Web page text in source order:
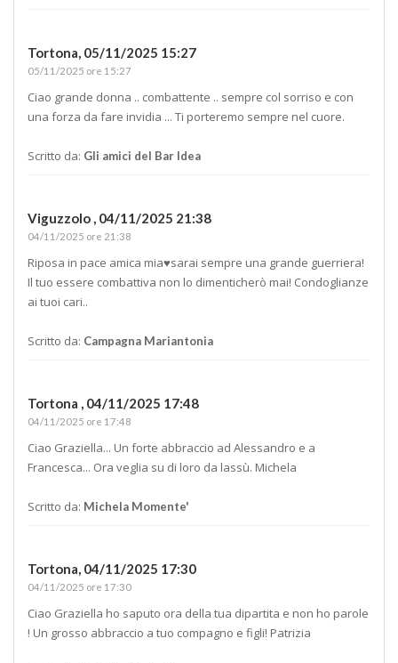
Tortona, 05/11/2025 15:27
05/11/2025 ore 15:27
Ciao grande donna .. combattente .. sempre col sorriso e con
una forza da fare invidia ... Ti porteremo sempre nel cuore.
Scritto da: Gli amici del Bar Idea
Viguzzolo , 04/11/2025 21:38
04/11/2025 ore 21:38
Riposa in pace amica mia♥️sarai sempre una grande guerriera!
Il tuo essere combattiva non lo dimenticherò mai! Condoglianze
ai tuoi cari..
Scritto da: Campagna Mariantonia
Tortona , 04/11/2025 17:48
04/11/2025 ore 17:48
Ciao Graziella... Un forte abbraccio ad Alessandro e a
Francesca... Ora veglia su di loro da lassù. Michela
Scritto da: Michela Momente'
Tortona, 04/11/2025 17:30
04/11/2025 ore 17:30
Ciao Graziella ho saputo ora della tua dipartita e non ho parole
! Un grosso abbraccio a tuo compagno e figli! Patrizia